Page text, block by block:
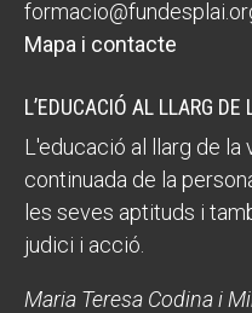
Mapa i contacte
L’EDUCACIÓ AL LLARG DE
L'educació al llarg de
continuada de la
les seves aptituds i
judici i acció.
Maria Teresa Codina i